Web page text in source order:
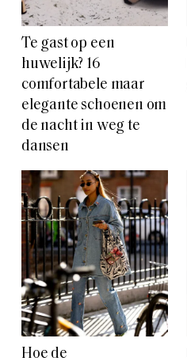
Te gast op een
huwelijk? 16
comfortabele maar
elegante schoenen om
de nacht in weg te
dansen
Hoe de